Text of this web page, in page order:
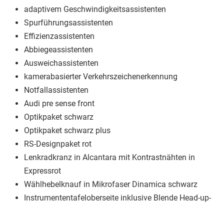
adaptivem Geschwindigkeitsassistenten
Spurführungsassistenten
Effizienzassistenten
Abbiegeassistenten
Ausweichassistenten
kamerabasierter Verkehrszeichenerkennung
Notfallassistenten
Audi pre sense front
Optikpaket schwarz
Optikpaket schwarz plus
RS-Designpaket rot
Lenkradkranz in Alcantara mit Kontrastnähten in
Expressrot
Wählhebelknauf in Mikrofaser Dinamica schwarz
Instrumententafeloberseite inklusive Blende Head-up-